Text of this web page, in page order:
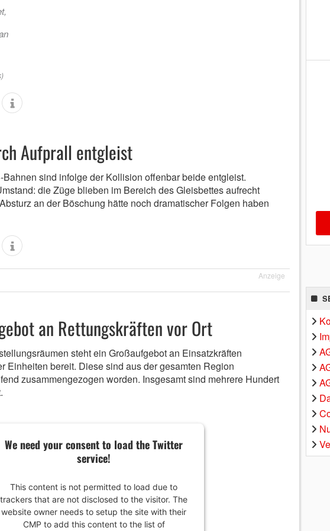
Aufprall entgleist
Bahnen sind infolge der Kollision offenbar beide entgleist.
die Züge blieben im Bereich des Gleisbettes aufrecht
an der Böschung hätte noch dramatischer Folgen haben
Anzeige
an Rettungskräften vor Ort
steht ein Großaufgebot an Einsatzkräften
Einheiten bereit. Diese sind aus der gesamten Region
zusammengezogen worden. Insgesamt sind mehrere Hundert
We need your consent to load the Twitter
service!
This content is not permitted to load due to
trackers that are not disclosed to the visitor. The
website owner needs to setup the site with their
CMP to add this content to the list of